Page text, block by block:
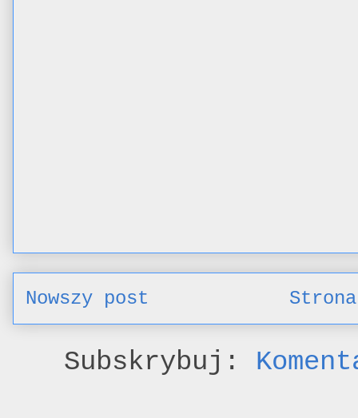
Nowszy post
Subskrybuj: